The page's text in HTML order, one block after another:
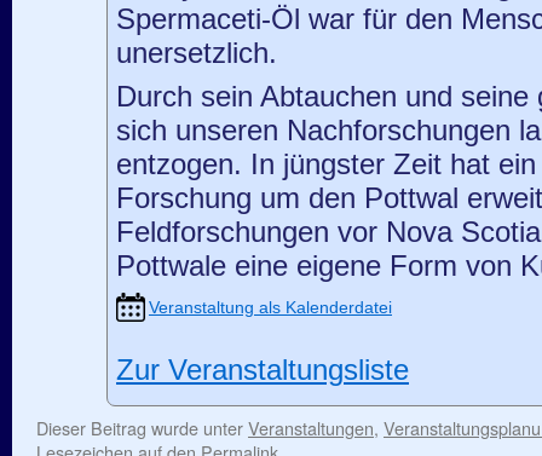
Spermaceti-Öl war für den
unersetzlich.
Durch sein Abtauchen und
sich unseren Nachforschungen
entzogen. In jüngster Zeit hat
Forschung um den Pottwal
Feldforschungen vor Nova
Pottwale eine eigene Form von
Veranstaltung als Kalenderdatei
Zur Veranstaltungsliste
Dieser Beitrag wurde unterVeranstaltungen,